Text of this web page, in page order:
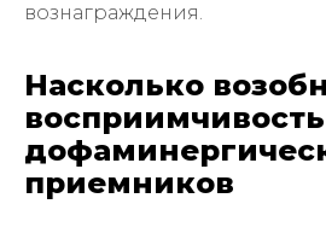
вознаграждения.
Насколько
восприимчивость
приемников